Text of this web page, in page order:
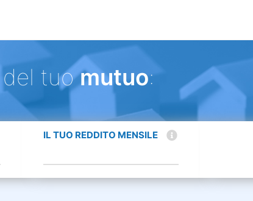
del tuomutuo:
IL TUO REDDITO MENSILE